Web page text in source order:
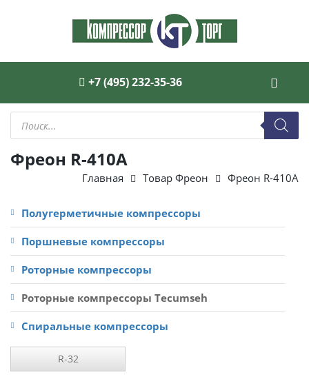
+7 (495) 232-35-36
Поиск
товаров
Фреон R-410А
Главная Товар Фреон Фреон R-410А
Полугерметичные компрессоры
Поршневые компрессоры
Роторные компрессоры
Роторные компрессоры Tecumseh
Спиральные компрессоры
R-32